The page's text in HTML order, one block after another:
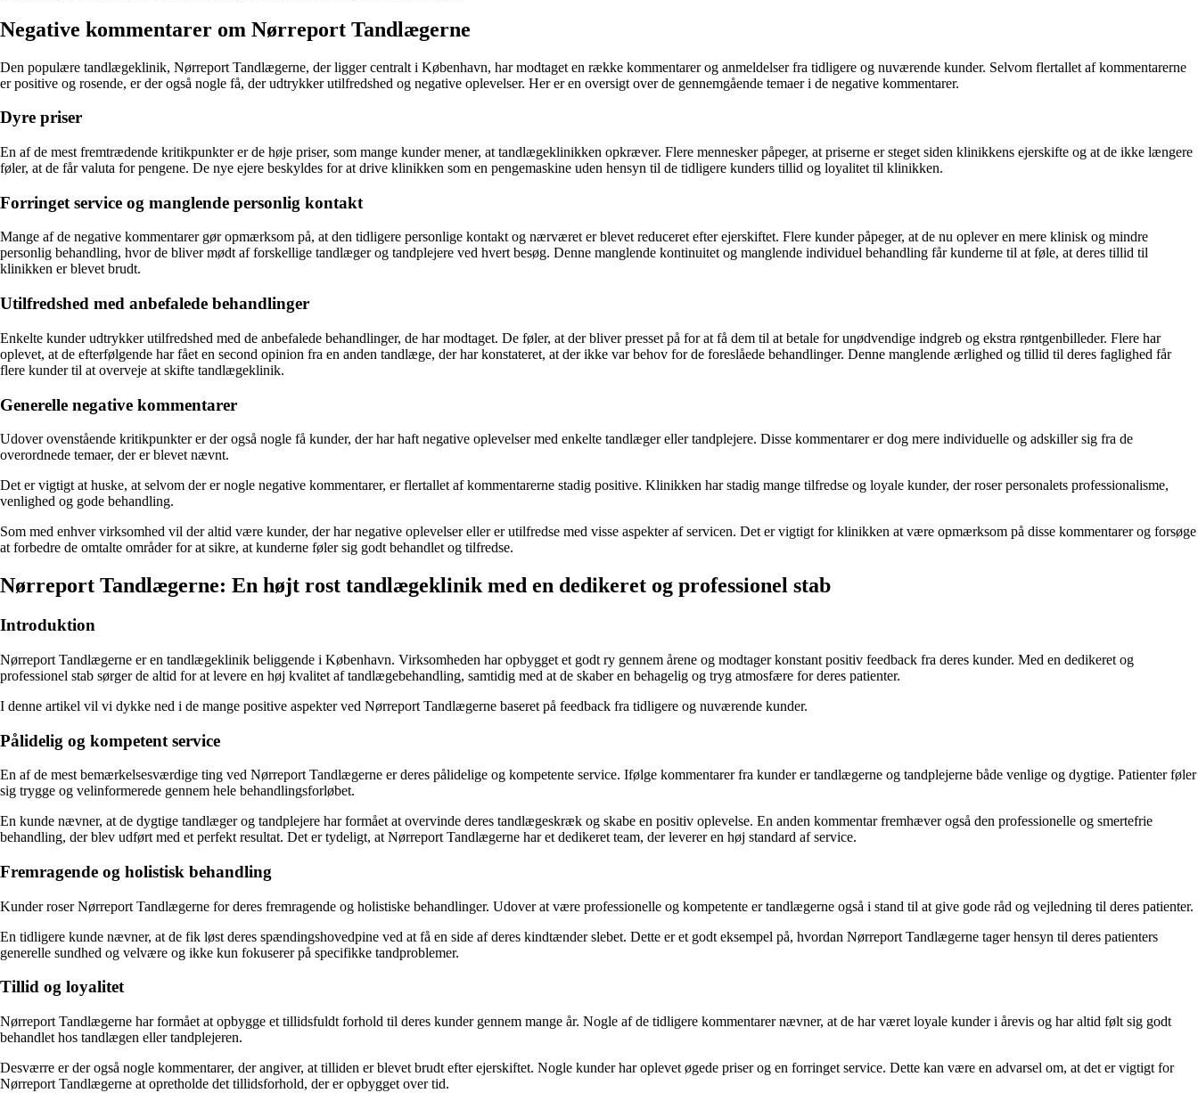
Negative kommentarer om Nørreport Tandlægerne
Den populære tandlægeklinik, Nørreport Tandlægerne, der ligger centralt i København, har modtaget en række kommentarer og anmeldelser fra tidligere og nuværende kunder. Selvom flertallet af kommentarerne
er positive og rosende, er der også nogle få, der udtrykker utilfredshed og negative oplevelser. Her er en oversigt over de gennemgående temaer i de negative kommentarer.
Dyre priser
En af de mest fremtrædende kritikpunkter er de høje priser, som mange kunder mener, at tandlægeklinikken opkræver. Flere mennesker påpeger, at priserne er steget siden klinikkens ejerskifte og at de ikke længere
føler, at de får valuta for pengene. De nye ejere beskyldes for at drive klinikken som en pengemaskine uden hensyn til de tidligere kunders tillid og loyalitet til klinikken.
Forringet service og manglende personlig kontakt
Mange af de negative kommentarer gør opmærksom på, at den tidligere personlige kontakt og nærværet er blevet reduceret efter ejerskiftet. Flere kunder påpeger, at de nu oplever en mere klinisk og mindre
personlig behandling, hvor de bliver mødt af forskellige tandlæger og tandplejere ved hvert besøg. Denne manglende kontinuitet og manglende individuel behandling får kunderne til at føle, at deres tillid til
klinikken er blevet brudt.
Utilfredshed med anbefalede behandlinger
Enkelte kunder udtrykker utilfredshed med de anbefalede behandlinger, de har modtaget. De føler, at der bliver presset på for at få dem til at betale for unødvendige indgreb og ekstra røntgenbilleder. Flere har
oplevet, at de efterfølgende har fået en second opinion fra en anden tandlæge, der har konstateret, at der ikke var behov for de foreslåede behandlinger. Denne manglende ærlighed og tillid til deres faglighed får
flere kunder til at overveje at skifte tandlægeklinik.
Generelle negative kommentarer
Udover ovenstående kritikpunkter er der også nogle få kunder, der har haft negative oplevelser med enkelte tandlæger eller tandplejere. Disse kommentarer er dog mere individuelle og adskiller sig fra de
overordnede temaer, der er blevet nævnt.
Det er vigtigt at huske, at selvom der er nogle negative kommentarer, er flertallet af kommentarerne stadig positive. Klinikken har stadig mange tilfredse og loyale kunder, der roser personalets professionalisme,
venlighed og gode behandling.
Som med enhver virksomhed vil der altid være kunder, der har negative oplevelser eller er utilfredse med visse aspekter af servicen. Det er vigtigt for klinikken at være opmærksom på disse kommentarer og forsøge
at forbedre de omtalte områder for at sikre, at kunderne føler sig godt behandlet og tilfredse.
Nørreport Tandlægerne: En højt rost tandlægeklinik med en dedikeret og professionel stab
Introduktion
Nørreport Tandlægerne er en tandlægeklinik beliggende i København. Virksomheden har opbygget et godt ry gennem årene og modtager konstant positiv feedback fra deres kunder. Med en dedikeret og
professionel stab sørger de altid for at levere en høj kvalitet af tandlægebehandling, samtidig med at de skaber en behagelig og tryg atmosfære for deres patienter.
I denne artikel vil vi dykke ned i de mange positive aspekter ved Nørreport Tandlægerne baseret på feedback fra tidligere og nuværende kunder.
Pålidelig og kompetent service
En af de mest bemærkelsesværdige ting ved Nørreport Tandlægerne er deres pålidelige og kompetente service. Ifølge kommentarer fra kunder er tandlægerne og tandplejerne både venlige og dygtige. Patienter føler
sig trygge og velinformerede gennem hele behandlingsforløbet.
En kunde nævner, at de dygtige tandlæger og tandplejere har formået at overvinde deres tandlægeskræk og skabe en positiv oplevelse. En anden kommentar fremhæver også den professionelle og smertefrie
behandling, der blev udført med et perfekt resultat. Det er tydeligt, at Nørreport Tandlægerne har et dedikeret team, der leverer en høj standard af service.
Fremragende og holistisk behandling
Kunder roser Nørreport Tandlægerne for deres fremragende og holistiske behandlinger. Udover at være professionelle og kompetente er tandlægerne også i stand til at give gode råd og vejledning til deres patienter.
En tidligere kunde nævner, at de fik løst deres spændingshovedpine ved at få en side af deres kindtænder slebet. Dette er et godt eksempel på, hvordan Nørreport Tandlægerne tager hensyn til deres patienters
generelle sundhed og velvære og ikke kun fokuserer på specifikke tandproblemer.
Tillid og loyalitet
Nørreport Tandlægerne har formået at opbygge et tillidsfuldt forhold til deres kunder gennem mange år. Nogle af de tidligere kommentarer nævner, at de har været loyale kunder i årevis og har altid følt sig godt
behandlet hos tandlægen eller tandplejeren.
Desværre er der også nogle kommentarer, der angiver, at tilliden er blevet brudt efter ejerskiftet. Nogle kunder har oplevet øgede priser og en forringet service. Dette kan være en advarsel om, at det er vigtigt for
Nørreport Tandlægerne at opretholde det tillidsforhold, der er opbygget over tid.